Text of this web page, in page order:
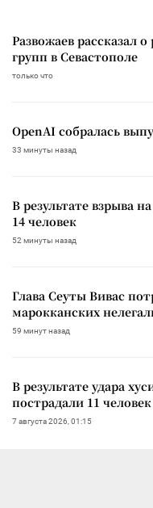
Развожаев рассказал
групп в Севастополе
только что
OpenAI собралась
33 минуты назад
В результате взрыва
14 человек
52 минуты назад
Глава Сеуты Вивас
марокканских
59 минут назад
В результате удара
пострадали 11 человек
7 августа 2026, 01:15